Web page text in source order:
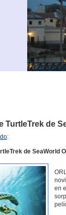
TurtleTrek de
:
de SeaWorld
en